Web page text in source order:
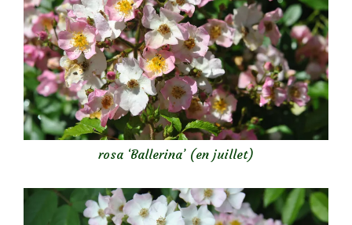
rosa ‘Ballerina’ (en juillet)